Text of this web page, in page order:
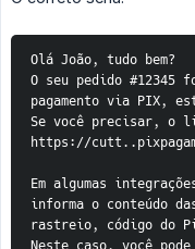
Olá João, tudo bem?
O seu pedido #12345
pagamento via PIX,
Se você precisar, o
https://
Em algumas
informa o conteúdo
rastreio, código do